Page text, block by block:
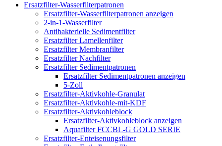
Ersatzfilter-Wasserfilterpatronen
Ersatzfilter-Wasserfilterpatronen anzeigen
2-in-1-Wasserfilter
Antibakterielle Sedimentfilter
Ersatzfilter Lamellenfilter
Ersatzfilter Membranfilter
Ersatzfilter Nachfilter
Ersatzfilter Sedimentpatronen
Ersatzfilter Sedimentpatronen anzeigen
5-Zoll
Ersatzfilter-Aktivkohle-Granulat
Ersatzfilter-Aktivkohle-mit-KDF
Ersatzfilter-Aktivkohleblock
Ersatzfilter-Aktivkohleblock anzeigen
Aquafilter FCCBL-G GOLD SERIE
Ersatzfilter-Enteisenungsfilter